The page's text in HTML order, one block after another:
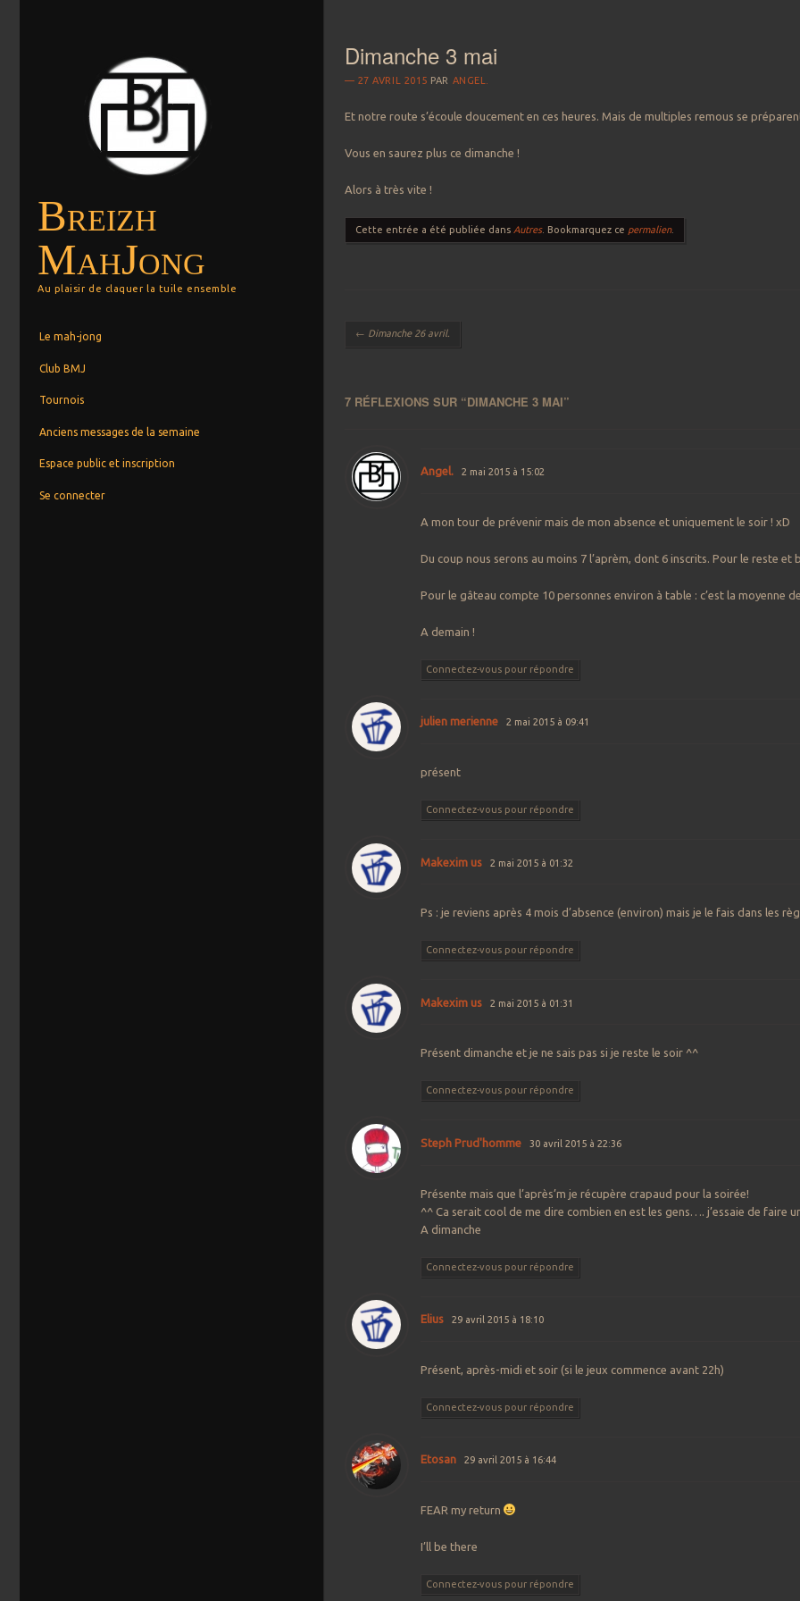
Breizh
MahJong
Au plaisir de claquer la tuile ensemble
Aller au contenu principal
Le mah-jong
Club BMJ
Tournois
Anciens messages de la semaine
Espace public et inscription
Se connecter
Dimanche 3 mai
27 AVRIL 2015 PAR ANGEL.
Et notre route s’écoule doucement en ces heures. Mais de multiples remous se
Vous en saurez plus ce dimanche !
Alors à très vite !
Cette entrée a été publiée dans Autres. Bookmarquez ce permalien.
Navigation des articles
← Dimanche 26 avril.
7 RÉFLEXIONS SUR “DIMANCHE 3 MAI”
Angel. 2 mai 2015 à 15:02
A mon tour de prévenir mais de mon absence et uniquement le soir ! xD
Du coup nous serons au moins 7 l’aprèm, dont 6 inscrits. Pour le reste
Pour le gâteau compte 10 personnes environ à table : c’est la moyenne
A demain !
Connectez-vous pour répondre
julien merienne 2 mai 2015 à 09:41
présent
Connectez-vous pour répondre
Makexim us 2 mai 2015 à 01:32
Ps : je reviens après 4 mois d’absence (environ) mais je le fais dans les
Connectez-vous pour répondre
Makexim us 2 mai 2015 à 01:31
Présent dimanche et je ne sais pas si je reste le soir ^^
Connectez-vous pour répondre
Steph Prud'homme 30 avril 2015 à 22:36
Présente mais que l’après’m je récupère crapaud pour la soirée!
^^ Ca serait cool de me dire combien en est les gens…. j’essaie de faire
A dimanche
Connectez-vous pour répondre
Elius 29 avril 2015 à 18:10
Présent, après-midi et soir (si le jeux commence avant 22h)
Connectez-vous pour répondre
Etosan 29 avril 2015 à 16:44
FEAR my return
I’ll be there
Connectez-vous pour répondre